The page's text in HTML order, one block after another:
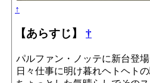
↑
【あらすじ】 †
パルファン・ノッテに新台登
日々仕事に明け暮れヘトヘトの